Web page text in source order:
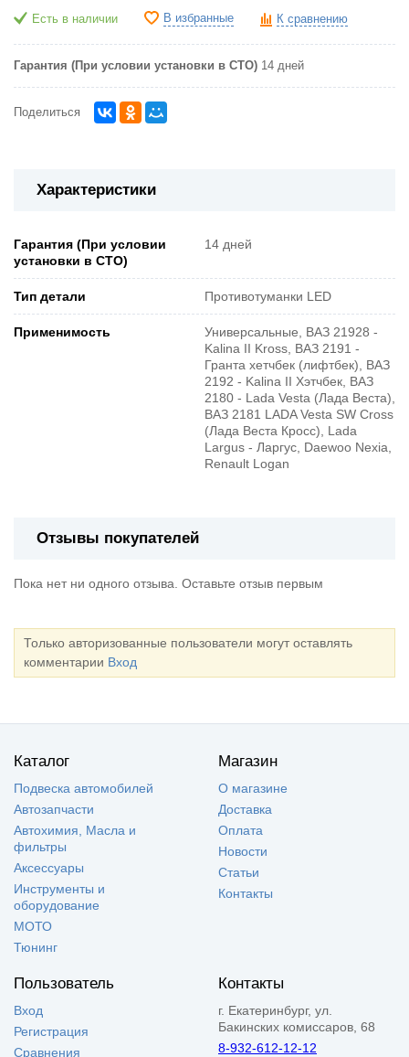
Есть в наличии В избранные К сравнению
Гарантия (При условии установки в СТО) 14 дней
Поделиться
Характеристики
Гарантия (При условии
установки в СТО)
14 дней
Тип детали Противотуманки LED
Применимость
Универсальные, ВАЗ 21928 -
Kalina II Kross, ВАЗ 2191 -
Гранта хетчбек (лифтбек), ВАЗ
2192 - Kalina II Хэтчбек, ВАЗ
2180 - Lada Vesta (Лада Веста),
ВАЗ 2181 LADA Vesta SW Cross
(Лада Веста Кросс), Lada
Largus - Ларгус, Daewoo Nexia,
Renault Logan
Отзывы покупателей
Пока нет ни одного отзыва. Оставьте отзыв первым
Только авторизованные пользователи могут оставлять
комментарии Вход
Каталог
Подвеска автомобилей
Автозапчасти
Автохимия, Масла и
фильтры
Аксессуары
Инструменты и
оборудование
МОТО
Тюнинг
Магазин
О магазине
Доставка
Оплата
Новости
Статьи
Контакты
Пользователь
Вход
Регистрация
Сравнения
Контакты
г. Екатеринбург, ул.
Бакинских комиссаров, 68
8-932-612-12-12